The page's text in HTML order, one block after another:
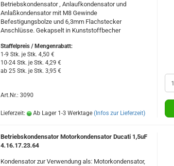
Betriebskondensator , Anlaufkondensator und
Anlaßkondensator mit M8 Gewinde
Befestigungsbolze und 6,3mm Flachstecker
Anschlüsse. Gekapselt in Kunststoffbecher
Staffelpreis / Mengenrabatt:
1-9 Stk. je Stk. 4,50 €
10-24 Stk. je Stk. 4,29 €
ab 25 Stk. je Stk. 3,95 €
Art.Nr.: 3090
Lieferzeit: Ab Lager 1-3 Werktage (Infos zur Lieferzeit)
Betriebskondensator Motorkondensator Ducati 1,5uF
4.16.17.23.64
Kondensator zur Verwendung als: Motorkondensator,